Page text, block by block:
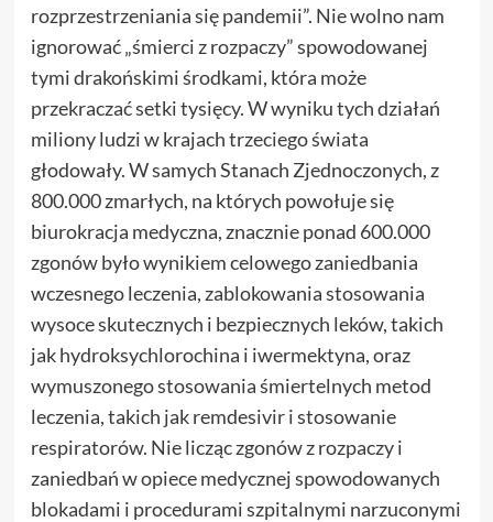
rozprzestrzeniania się pandemii”. Nie wolno nam
ignorować „śmierci z rozpaczy” spowodowanej
tymi drakońskimi środkami, która może
przekraczać setki tysięcy. W wyniku tych działań
miliony ludzi w krajach trzeciego świata
głodowały. W samych Stanach Zjednoczonych, z
800.000 zmarłych, na których powołuje się
biurokracja medyczna, znacznie ponad 600.000
zgonów było wynikiem celowego zaniedbania
wczesnego leczenia, zablokowania stosowania
wysoce skutecznych i bezpiecznych leków, takich
jak hydroksychlorochina i iwermektyna, oraz
wymuszonego stosowania śmiertelnych metod
leczenia, takich jak remdesivir i stosowanie
respiratorów. Nie licząc zgonów z rozpaczy i
zaniedbań w opiece medycznej spowodowanych
blokadami i procedurami szpitalnymi narzuconymi